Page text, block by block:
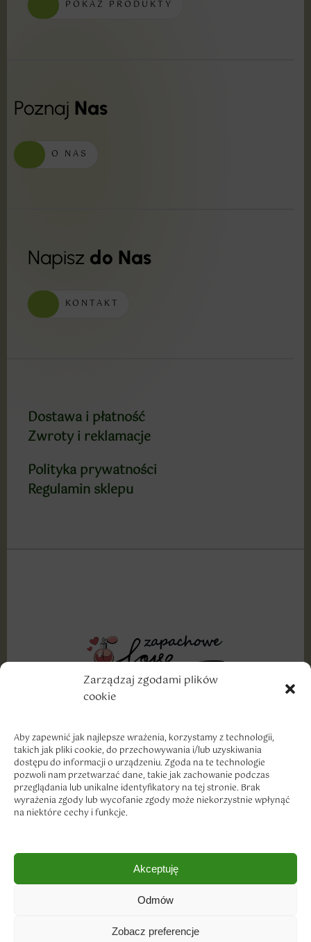
Zarządzaj zgodami plików
cookie
Aby zapewnić jak najlepsze wrażenia, korzystamy z technologii,
takich jak pliki cookie, do przechowywania i/lub uzyskiwania
dostępu do informacji o urządzeniu. Zgoda na te technologie
pozwoli nam przetwarzać dane, takie jak zachowanie podczas
przeglądania lub unikalne identyfikatory na tej stronie. Brak
wyrażenia zgody lub wycofanie zgody może niekorzystnie wpłynąć
na niektóre cechy i funkcje.
Akceptuję
Odmów
Zobacz preferencje
POKAŻ PRODUKTY
Poznaj Nas
O NAS
Napisz do Nas
KONTAKT
Dostawa i płatność
Zwroty i reklamacje
Polityka prywatności
Regulamin sklepu
szacunkiem.
Dostawa i płatność
Zwroty i reklamacje
Polityka prywatności
Regulamin sklepu